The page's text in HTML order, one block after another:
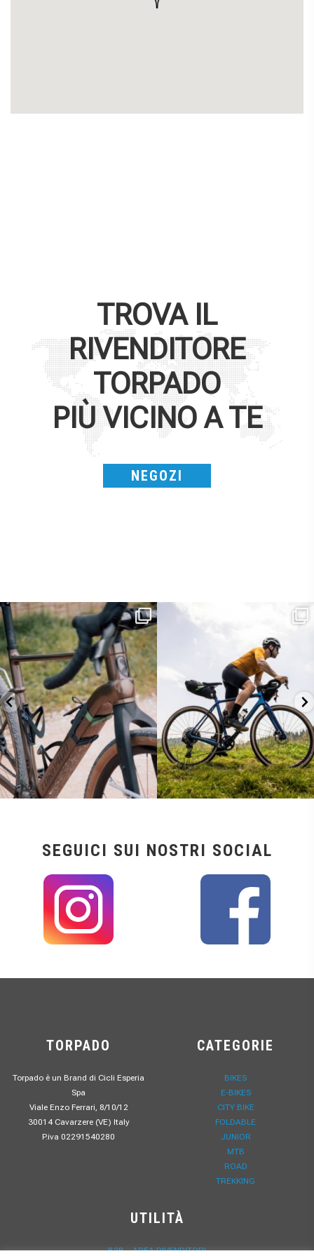
TROVA IL
RIVENDITORE
TORPADO
PIÙ VICINO A TE
NEGOZI
Kepler R è la gravel pensata per affrontare
lunghe...
26 0
Parte dalla strada, continua sulla ghiaia,
2
SEGUICI SUI NOSTRI SOCIAL
TORPADO
Torpado è un Brand di Cicli Esperia
Spa
Viale Enzo Ferrari, 8/10/12
30014 Cavarzere (VE) Italy
P.iva 02291540280
CATEGORIE
BIKES
E-BIKES
CITY BIKE
FOLDABLE
JUNIOR
MTB
ROAD
TREKKING
UTILITÀ
B2B – AREA RIVENDITORI